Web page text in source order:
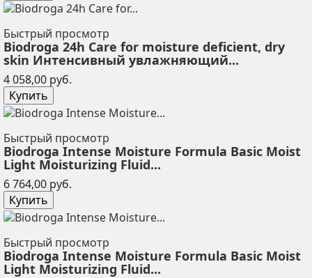
Быстрый просмотр
Biodroga 24h Care for moisture deficient, dry
skin Интенсивный увлажняющий...
4 058,00 руб.
Купить
Быстрый просмотр
Biodroga Intense Moisture Formula Basic Moist
Light Moisturizing Fluid...
6 764,00 руб.
Купить
Быстрый просмотр
Biodroga Intense Moisture Formula Basic Moist
Light Moisturizing Fluid...